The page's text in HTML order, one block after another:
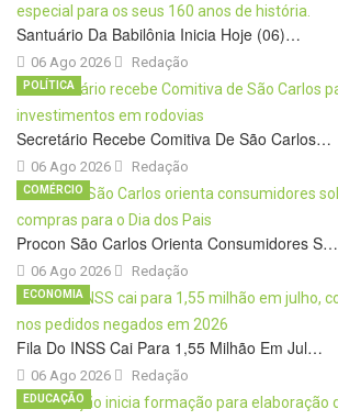
Santuário Da Babilônia Inicia Hoje (06)…
06 Ago 2026 Redação
Secretário Recebe Comitiva De São Carlos…
06 Ago 2026
POLÍTICA
Redação
Procon São Carlos Orienta Consumidores S…
06 Ago 2026
COMÉRCIO
Redação
Fila Do INSS Cai Para 1,55 Milhão Em Jul…
06 Ago 2026
ECONOMIA
Redação
EDUCAÇÃO